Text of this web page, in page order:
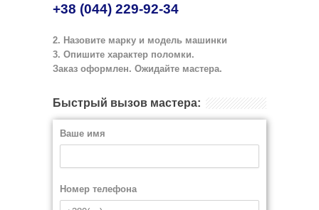
+38 (044) 229-92-34
2. Назовите марку и модель машинки
3. Опишите характер поломки.
Заказ оформлен. Ожидайте мастера.
Быстрый вызов мастера:
Ваше имя
Номер телефона